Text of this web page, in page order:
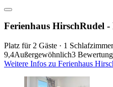
Ferienhaus HirschRudel
Platz für 2 Gäste · 1
9,4Außergewöhnlich3
Weitere Infos zu Ferienhaus